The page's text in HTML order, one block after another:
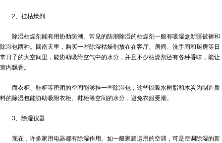
2、挂枯燥剂
除湿枯燥剂能有用协助防潮。常见的防潮除湿的枯燥剂一般有吸湿盒新疆被褥和
除湿包两种。回南天里，购买一些除湿枯燥剂放在在客厅、房间、洗手间和厨房等日
常日子的大空间里，能协助吸附空气中的水分，并且不少枯燥剂还有各种香味，能让
室内飘香。
而衣柜、鞋柜等密闭的空间能够挂一些除湿包，这些以吸水树脂和木炭为制造质
料的除湿包能协助吸附衣柜、鞋柜等空间的水分，避免衣服受潮。
3、除湿仪器
现在，许多家用电器都有除湿作用。如一般家庭运用的空调，可是空调除湿的新